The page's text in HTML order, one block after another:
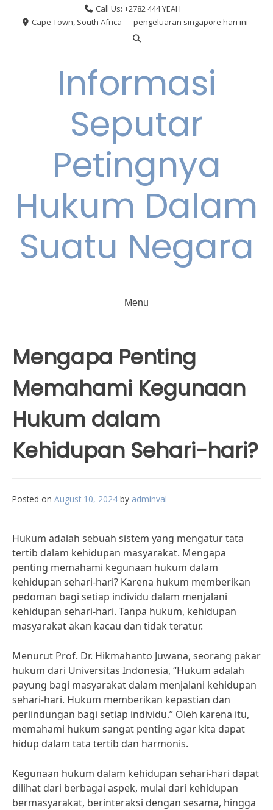
Call Us: +2782 444 YEAH
Cape Town, South Africa
pengeluaran singapore hari ini
Informasi
Seputar
Petingnya
Hukum Dalam
Suatu Negara
Menu
Mengapa Penting
Memahami Kegunaan
Hukum dalam
Kehidupan Sehari-hari?
Posted on August 10, 2024 by adminval
Hukum adalah sebuah sistem yang mengatur tata
tertib dalam kehidupan masyarakat. Mengapa
penting memahami kegunaan hukum dalam
kehidupan sehari-hari? Karena hukum memberikan
pedoman bagi setiap individu dalam menjalani
kehidupan sehari-hari. Tanpa hukum, kehidupan
masyarakat akan kacau dan tidak teratur.
Menurut Prof. Dr. Hikmahanto Juwana, seorang pakar
hukum dari Universitas Indonesia, “Hukum adalah
payung bagi masyarakat dalam menjalani kehidupan
sehari-hari. Hukum memberikan kepastian dan
perlindungan bagi setiap individu.” Oleh karena itu,
memahami hukum sangat penting agar kita dapat
hidup dalam tata tertib dan harmonis.
Kegunaan hukum dalam kehidupan sehari-hari dapat
dilihat dari berbagai aspek, mulai dari kehidupan
bermasyarakat, berinteraksi dengan sesama, hingga